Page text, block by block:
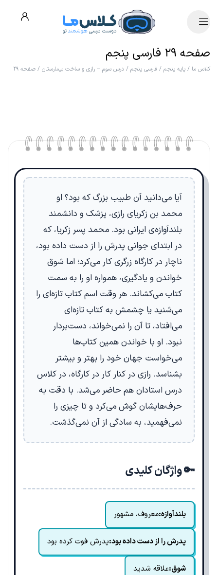
صفحه ۲۹ فارسی پنجم
کلاس ما / پایه پنجم / فارسی پنجم / درس سوم – رازی و ساخت بیمارستان / صفحه ۲۹
آیا می‌دانید آن طبیب بزرگ که بود؟ او
محمد بن زکریای رازی، پزشک و دانشمند
بلندآوازه‌ی ایرانی بود. محمد پسر زکریا، که
در ابتدای جوانی پدرش را از دست داده بود،
ناچار در کارگاه زرگری کار می‌کرد؛ اما شوق
خواندن و یادگیری، همواره او را به سمت
کتاب می‌کشاند. هر وقت اسم کتاب تازه‌ای را
می‌شنید یا چشمش به کتاب تازه‌ای
می‌افتاد، تا آن را نمی‌خواند، دست‌بردار
نبود. او با خواندن همین کتاب‌ها
می‌خواست جهان خود را بهتر و بیشتر
بشناسد. رازی در کنار کار در کارگاه، در کلاس
درس استادان هم حاضر می‌شد. با دقت به
حرف‌هایشان گوش می‌کرد و تا چیزی را
نمی‌فهمید، به سادگی از آن نمی‌گذشت.
🔑 واژگان کلیدی
بلندآوازه:معروف، مشهور
پدرش را از دست داده بود:پدرش فوت کرده بود
شوق:علاقه شدید